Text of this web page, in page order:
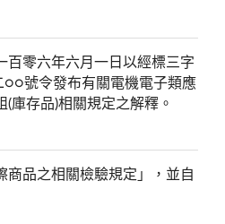
百零六年六月一日以經標三字
號令發布有關電機電子類應
庫存品)相關規定之解釋。
商品之相關檢驗規定」，並自